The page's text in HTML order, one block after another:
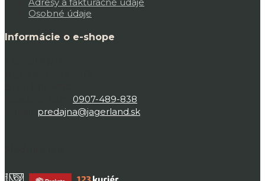
Osobné údaje
Informácie o e-shope
0907-489-838
predajna@jagerland.sk